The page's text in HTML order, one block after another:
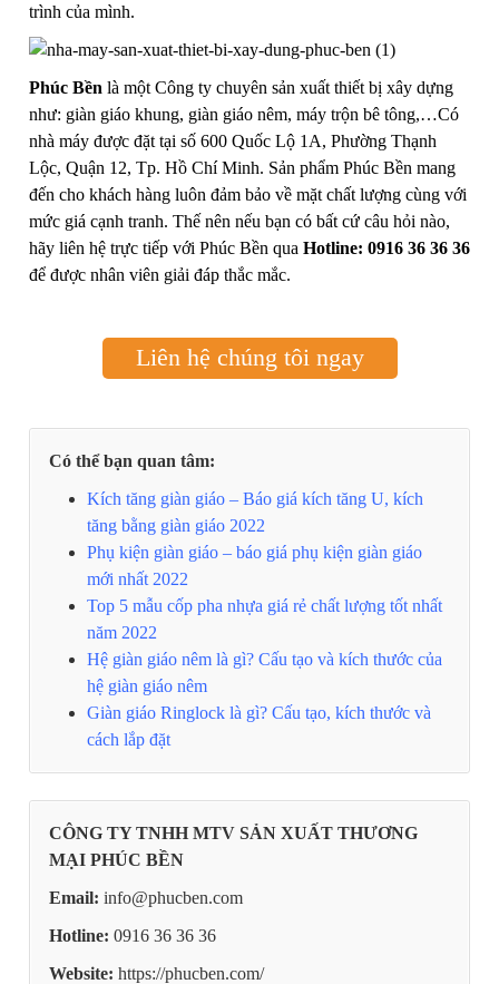
trình của mình.
Phúc Bền là một Công ty chuyên sản xuất thiết bị xây dựng
như: giàn giáo khung, giàn giáo nêm, máy trộn bê tông,…Có
nhà máy được đặt tại số 600 Quốc Lộ 1A, Phường Thạnh
Lộc, Quận 12, Tp. Hồ Chí Minh. Sản phẩm Phúc Bền mang
đến cho khách hàng luôn đảm bảo về mặt chất lượng cùng với
mức giá cạnh tranh. Thế nên nếu bạn có bất cứ câu hỏi nào,
hãy liên hệ trực tiếp với Phúc Bền qua Hotline: 0916 36 36 36
để được nhân viên giải đáp thắc mắc.
Liên hệ chúng tôi ngay
Có thể bạn quan tâm:
Kích tăng giàn giáo – Báo giá kích tăng U, kích
tăng bằng giàn giáo 2022
Phụ kiện giàn giáo – báo giá phụ kiện giàn giáo
mới nhất 2022
Top 5 mẫu cốp pha nhựa giá rẻ chất lượng tốt nhất
năm 2022
Hệ giàn giáo nêm là gì? Cấu tạo và kích thước của
hệ giàn giáo nêm
Giàn giáo Ringlock là gì? Cấu tạo, kích thước và
cách lắp đặt
CÔNG TY TNHH MTV SẢN XUẤT THƯƠNG
MẠI PHÚC BỀN
Email: info@phucben.com
Hotline: 0916 36 36 36
Website: https://phucben.com/